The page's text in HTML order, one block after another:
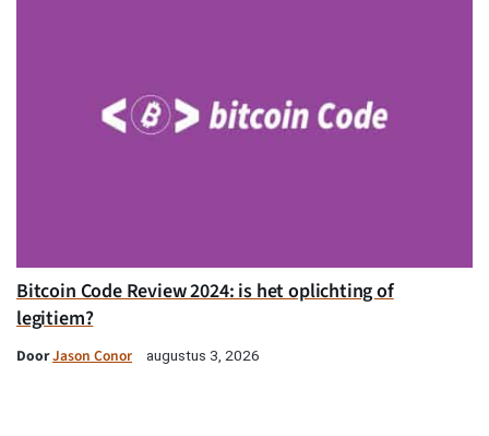
Bitcoin Code Review 2024: is het oplichting of
legitiem?
DoorJason Conor augustus 3, 2026